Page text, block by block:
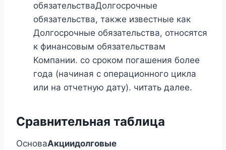
обязательстваДолгосрочные
обязательства, также известные как
Долгосрочные обязательства, относятся
к финансовым обязательствам
Компании. со сроком погашения более
года (начиная с операционного цикла
или на отчетную дату). читать далее.
Сравнительная таблица
ОсноваАкциидолговые